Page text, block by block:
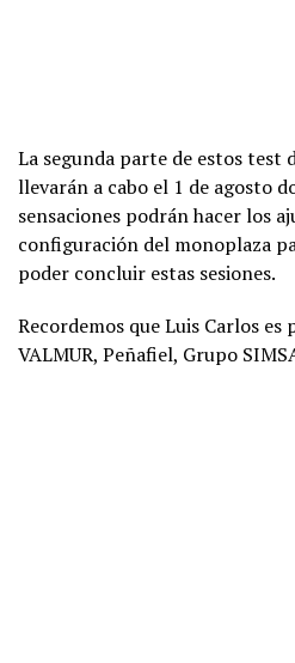
La segunda parte de estos test
llevarán a cabo el 1 de agosto
sensaciones podrán hacer los
configuración del monoplaza
poder concluir estas sesiones.
Recordemos que Luis Carlos
VALMUR, Peñafiel, Grupo